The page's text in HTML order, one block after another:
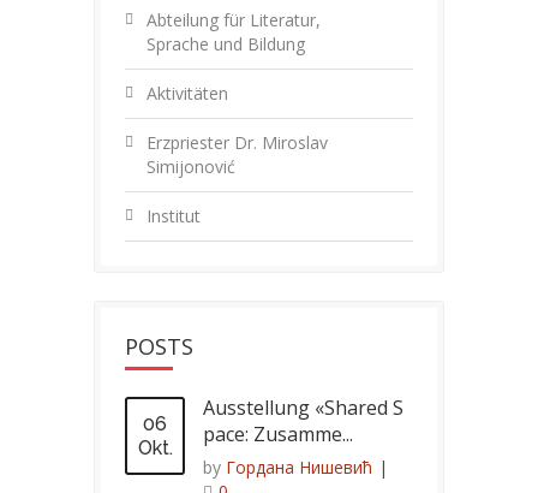
Abteilung für Literatur,
Sprache und Bildung
Aktivitäten
Erzpriester Dr. Miroslav
Simijonović
Institut
POSTS
06
Okt.
Ausstellung «Shared S
pace: Zusamme...
by Гордана Нишевић |